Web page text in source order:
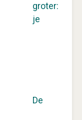
groter:
je
De